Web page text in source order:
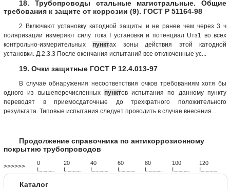
18. Трубопроводы стальные магистральные. Общие
требования к защите от коррозии (9). ГОСТ Р 51164-98
2 Включают установку катодной защиты и не ранее чем через 3 ч
поляризации измеряют силу тока I установки и потенциал Uтз1 во всех
контрольно-измерительныхпунктах зоны действия этой катодной
установки. Д.2.3.3 После окончания испытаний все отключенные ус...
19. Очки защитные ГОСТ Р 12.4.013-97
В случае обнаружения несоответствия очков требованиям хотя бы
одного из вышеперечисленных пунктов испытания по данному пункту
переводят в приемосдаточные до трехкратного положительного
результата. Типовые испытания следует проводить в случае внесения ...
Продолжение справочника по антикоррозионному
покрытию трубопроводов
>>>>>> 0
!...................
20
!...................
40
!...................
60
!...................
80
!...................
100
!...................
120
!...................
Каталог